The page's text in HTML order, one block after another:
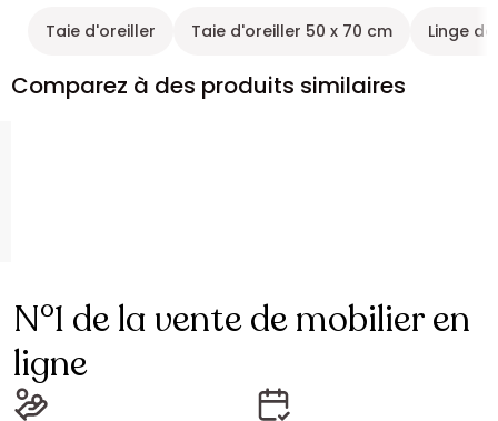
Taie d'oreiller Taie d'oreiller 50 x 70 cm Linge
Comparez à des produits similaires
N°1 de la vente de mobilier en
ligne